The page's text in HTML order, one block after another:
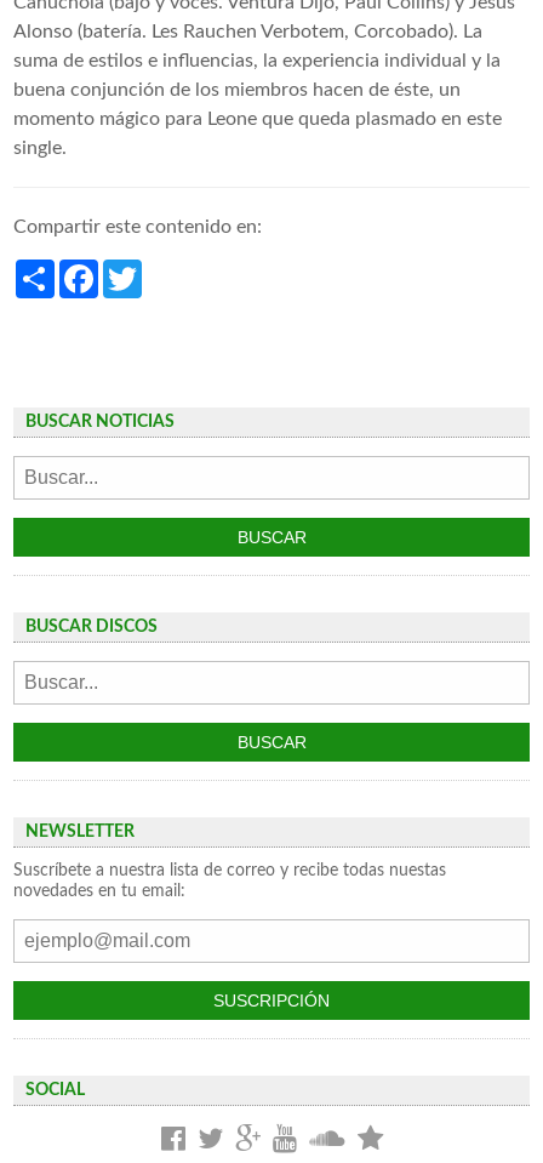
Alonso (batería. Les Rauchen Verbotem, Corcobado). La
suma de estilos e influencias, la experiencia individual y la
buena conjunción de los miembros hacen de éste, un
momento mágico para Leone que queda plasmado en este
single.
Compartir este contenido en:
ShareFacebook
BUSCAR NOTICIAS
BUSCAR DISCOS
NEWSLETTER
Suscríbete a nuestra lista de correo y recibe todas nuestas
novedades en tu email:
SOCIAL